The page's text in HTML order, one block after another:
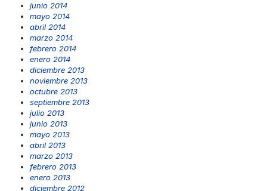
junio 2014
mayo 2014
abril 2014
marzo 2014
febrero 2014
enero 2014
diciembre 2013
noviembre 2013
octubre 2013
septiembre 2013
julio 2013
junio 2013
mayo 2013
abril 2013
marzo 2013
febrero 2013
enero 2013
diciembre 2012